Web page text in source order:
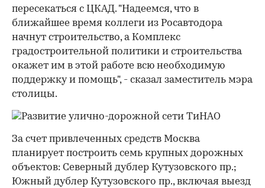
пересекаться с ЦКАД. "Надеемся, что в
ближайшее время коллеги из Росавтодора
начнут строительство, а Комплекс
градостроительной политики и строительства
окажет им в этой работе всю необходимую
поддержку и помощь", - сказал заместитель мэра
столицы.
За счет привлеченных средств Москва
планирует построить семь крупных дорожных
объектов: Северный дублер Кутузовского пр.;
Южный дублер Кутузовского пр., включая выезд